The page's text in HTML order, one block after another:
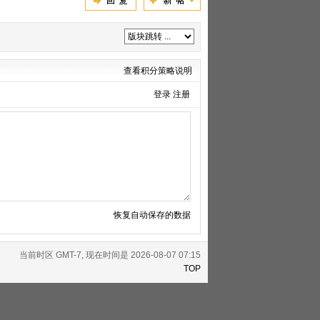
查看积分策略说明
登录 注册
恢复自动保存的数据
当前时区 GMT-7, 现在时间是 2026-08-07 07:15
TOP